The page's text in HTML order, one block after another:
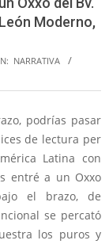
Moderno,
NARRATIVA
podrías pasar
de lectura per
Latina con
entré a un Oxxo
el brazo, de
se percató
los puros y